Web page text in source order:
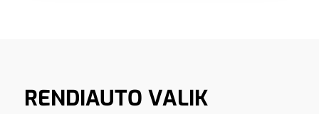
RENDIAUTO VALIK